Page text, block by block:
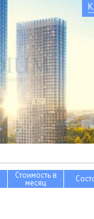
Стоимость в
месяц